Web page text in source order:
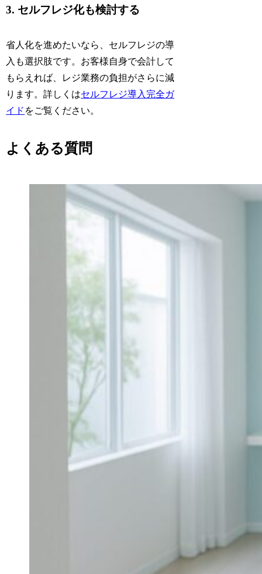
3. セルフレジ化も検討する
省人化を進めたいなら、セルフレジの導
入も選択肢です。お客様自身で会計して
もらえれば、レジ業務の負担がさらに減
ります。詳しくはセルフレジ導入完全ガ
イド をご覧ください。
よくある質問